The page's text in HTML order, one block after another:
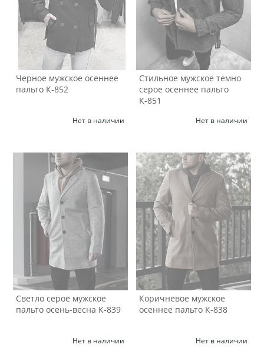
Черное мужское осеннее
пальто К-852
Нет в наличии
Стильное мужское темно
серое осеннее пальто
К-851
Нет в наличии
Светло серое мужское
пальто осень-весна К-839
Нет в наличии
Коричневое мужское
осеннее пальто К-838
Нет в наличии